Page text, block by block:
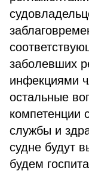
заболевших
инфекциями
остальные
компетенции
службы и
судне будут
будем